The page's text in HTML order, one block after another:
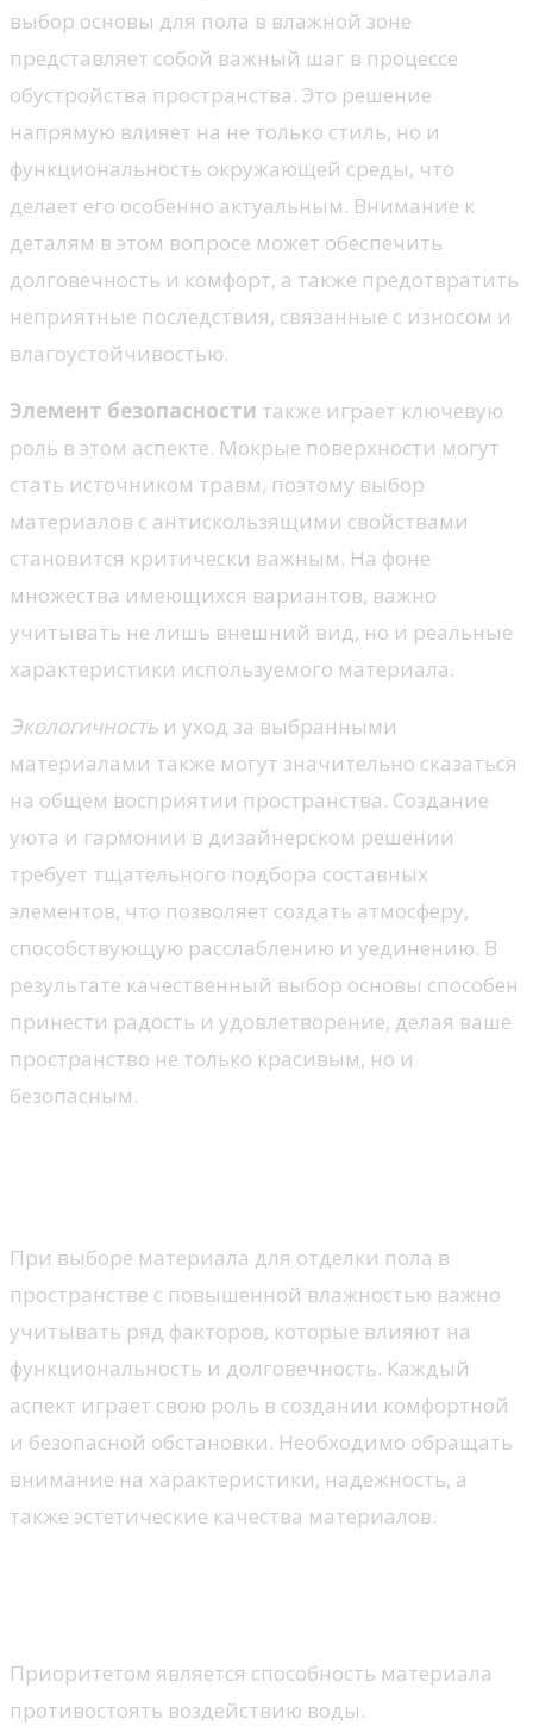
выбор основы для пола в влажной зоне
представляет собой важный шаг в процессе
обустройства пространства. Это решение
напрямую влияет на не только стиль, но и
функциональность окружающей среды, что
делает его особенно актуальным. Внимание к
деталям в этом вопросе может обеспечить
долговечность и комфорт, а также предотвратить
неприятные последствия, связанные с износом и
влагоустойчивостью.
Элемент безопасности также играет ключевую
роль в этом аспекте. Мокрые поверхности могут
стать источником травм, поэтому выбор
материалов с антискользящими свойствами
становится критически важным. На фоне
множества имеющихся вариантов, важно
учитывать не лишь внешний вид, но и реальные
характеристики используемого материала.
Экологичность и уход за выбранными
материалами также могут значительно сказаться
на общем восприятии пространства. Создание
уюта и гармонии в дизайнерском решении
требует тщательного подбора составных
элементов, что позволяет создать атмосферу,
способствующую расслаблению и уединению. В
результате качественный выбор основы способен
принести радость и удовлетворение, делая ваше
пространство не только красивым, но и
безопасным.
При выборе материала для отделки пола в
пространстве с повышенной влажностью важно
учитывать ряд факторов, которые влияют на
функциональность и долговечность. Каждый
аспект играет свою роль в создании комфортной
и безопасной обстановки. Необходимо обращать
внимание на характеристики, надежность, а
также эстетические качества материалов.
Приоритетом является способность материала
противостоять воздействию воды.